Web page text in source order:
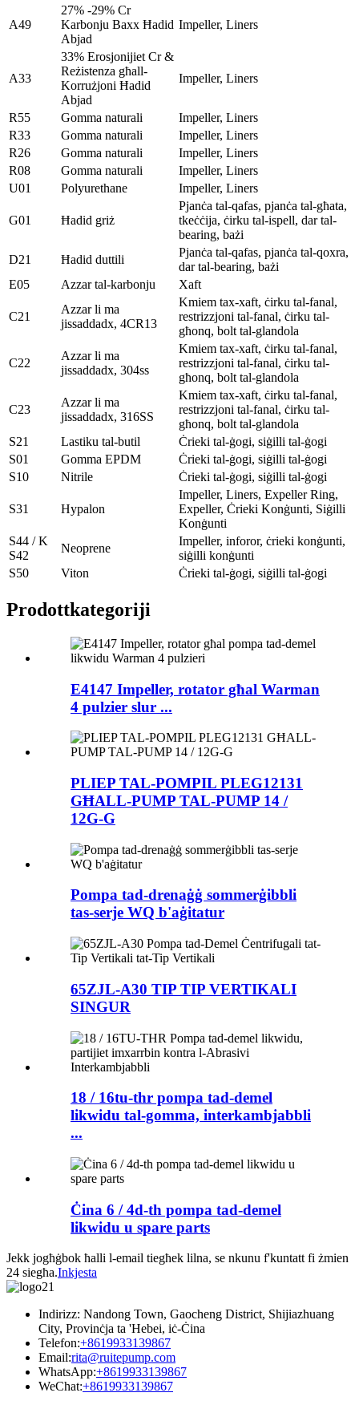
A49
27% -29% Cr
Karbonju Baxx Ħadid
Abjad
Impeller, Liners
A33
33% Erosjonijiet Cr &
Reżistenza għall-
Korrużjoni Ħadid
Abjad
Impeller, Liners
R55 Gomma naturali
Impeller, Liners
R33
Gomma naturali
Impeller, Liners
R26
Gomma naturali
Impeller, Liners
R08
Gomma naturali
Impeller, Liners
U01
Polyurethane Impeller, Liners
G01 Ħadid griż
Pjanċa tal-qafas, pjanċa tal-għata,
tkeċċija, ċirku tal-ispell, dar tal-
bearing, bażi
D21
Ħadid duttili
Pjanċa tal-qafas, pjanċa tal-qoxra,
dar tal-bearing, bażi
E05
Azzar tal-karbonju Xaft
C21
Azzar li ma
jissaddadx, 4CR13
Kmiem tax-xaft, ċirku tal-fanal,
restrizzjoni tal-fanal, ċirku tal-
għonq, bolt tal-glandola
C22
Azzar li ma
jissaddadx, 304ss
Kmiem tax-xaft, ċirku tal-fanal,
restrizzjoni tal-fanal, ċirku tal-
għonq, bolt tal-glandola
C23
Azzar li ma
jissaddadx, 316SS
Kmiem tax-xaft, ċirku tal-fanal,
restrizzjoni tal-fanal, ċirku tal-
għonq, bolt tal-glandola
S21
Lastiku tal-butil
Ċrieki tal-ġogi, siġilli tal-ġogi
S01
Gomma EPDM
Ċrieki tal-ġogi, siġilli tal-ġogi
S10
Nitrile Ċrieki tal-ġogi, siġilli tal-ġogi
S31 Hypalon
Impeller, Liners, Expeller Ring,
Expeller, Ċrieki Konġunti, Siġilli
Konġunti
S44 / K
S42
Neoprene
Impeller, inforor, ċrieki konġunti,
siġilli konġunti
S50
Viton Ċrieki tal-ġogi, siġilli tal-ġogi
Prodottkategoriji
E4147 Impeller, rotator għal Warman
4 pulzier slur ...
PLIEP TAL-POMPIL PLEG12131
GĦALL-PUMP TAL-PUMP 14 /
12G-G
Pompa tad-drenaġġ sommerġibbli
tas-serje WQ b'aġitatur
65ZJL-A30 TIP TIP VERTIKALI
SINGUR
18 / 16tu-thr pompa tad-demel
likwidu tal-gomma, interkambjabbli
...
Ċina 6 / 4d-th pompa tad-demel
likwidu u spare parts
Jekk jogħġbok ħalli l-email tiegħek lilna, se nkunu f'kuntatt fi żmien
24 siegħa.Inkjesta
Indirizz: Nandong Town, Gaocheng District, Shijiazhuang
City, Provinċja ta 'Hebei, iċ-Ċina
Telefon:+8619933139867
Email:rita@ruitepump.com
WhatsApp:+8619933139867
WeChat:+8619933139867